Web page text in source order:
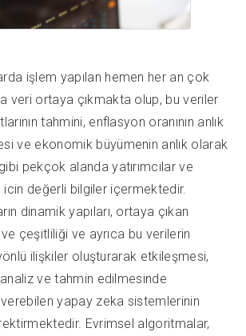
işlem yapılan hemen her an çok
veri ortaya çıkmakta olup, bu veriler
tahmini, enflasyon oranının anlık
ve ekonomik büyümenin anlık olarak
pekçok alanda yatırımcılar ve
icin değerli bilgiler içermektedir.
dinamik yapıları, ortaya çıkan
çeşitliliği ve ayrıca bu verilerin
ilişkiler oluşturarak etkileşmesi,
ve tahmin edilmesinde
yapay zeka sistemlerinin
Evrimsel algoritmalar,